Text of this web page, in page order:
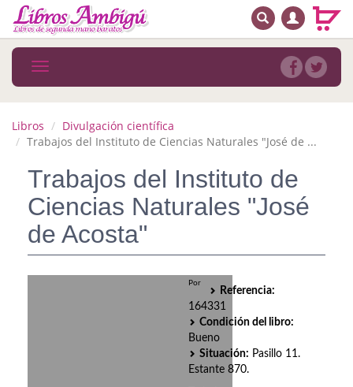
MENÚ PRINCIPAL
Novedades
MATERIAS
Arte
Astrología. Ocultismo
Autoayuda. Conocimiento personal
BUSCAR
Toggle
navigation
Libros
Divulgación científica
Trabajos del Instituto de Ciencias Naturales "José de ...
Trabajos del Instituto de
Ciencias Naturales "José
de Acosta"
Por
Referencia:
164331
Condición del libro:
Bueno
Situación: Pasillo 11.
Estante 870.